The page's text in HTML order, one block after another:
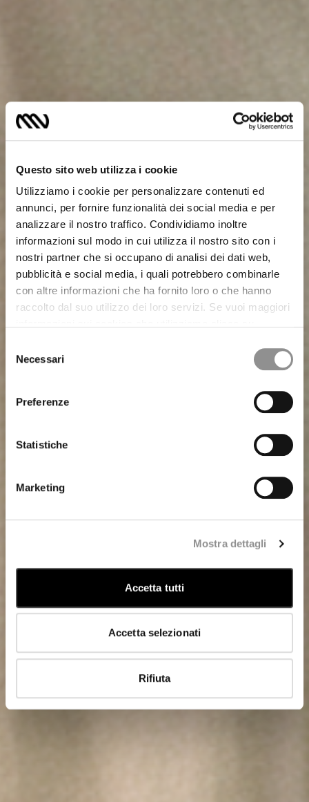
Questo sito web utilizza i cookie
Utilizziamo i cookie per personalizzare contenuti ed
annunci, per fornire funzionalità dei social media e per
analizzare il nostro traffico. Condividiamo inoltre
informazioni sul modo in cui utilizza il nostro sito con i
nostri partner che si occupano di analisi dei dati web,
pubblicità e social media, i quali potrebbero combinarle
con altre informazioni che ha fornito loro o che hanno
raccolto dal suo utilizzo dei loro servizi. Se vuoi maggiori
selezionando i cookie che si intende accettare dai
pulsanti sotto. Potrai revocare in qualsiasi momento il
cliccando sul widget in basso a sinistra nel nostro sito.
delNecessari
Preferenze
Statistiche
Marketing
Mostra dettagli
Accetta tutti
Accetta selezionati
Rifiuta
CHAPTER-15 SETA/NYLON